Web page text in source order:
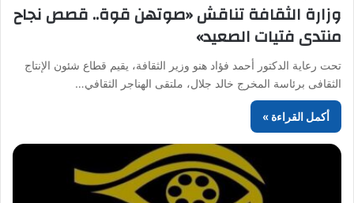
وزارة الثقافة تناقش «صوتهن قوة.. قصص نجاح
منتدى فتيات الصعيد»
تحت رعاية الدكتور أحمد فؤاد هنو وزير الثقافة، يقيم قطاع شئون الإنتاج
الثقافى برئاسة المخرج خالد جلال، ملتقى الهناجر الثقافي…
أكمل القراءة »